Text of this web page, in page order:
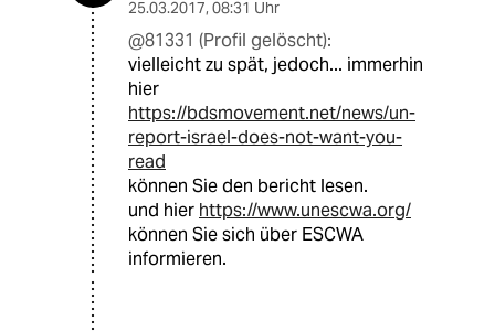
25.03.2017, 08:31 Uhr
@81331 (Profil gelöscht):
vielleicht zu spät, jedoch... immerhin
hier
https://bdsmovement.net/news/un-
report-israel-does-not-want-you-
read
können Sie den bericht lesen.
und hier https://www.unescwa.org/
können Sie sich über ESCWA
informieren.